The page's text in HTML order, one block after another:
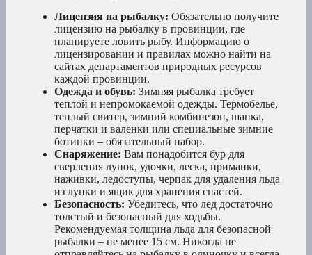
Лицензия на рыбалку: Обязательно получите
лицензию на рыбалку в провинции, где
планируете ловить рыбу. Информацию о
лицензировании и правилах можно найти на
сайтах департаментов природных ресурсов
каждой провинции.
Одежда и обувь: Зимняя рыбалка требует
теплой и непромокаемой одежды. Термобелье,
теплый свитер, зимний комбинезон, шапка,
перчатки и валенки или специальные зимние
ботинки – обязательный набор.
Снаряжение: Вам понадобится бур для
сверления лунок, удочки, леска, приманки,
наживки, ледоступы, черпак для удаления льда
из лунки и ящик для хранения снастей.
Безопасность: Убедитесь, что лед достаточно
толстый и безопасный для ходьбы.
Рекомендуемая толщина льда для безопасной
рыбалки – не менее 15 см. Никогда не